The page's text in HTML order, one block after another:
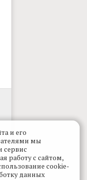
и его
мы
сервис
работу с сайтом,
cookie-
данных